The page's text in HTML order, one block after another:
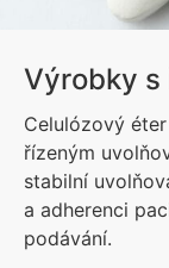
Výrobky s
Celulózový
řízeným
stabilní
a adherenci
podávání.